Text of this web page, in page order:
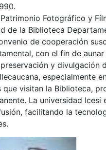
Fotográfico y
de la Biblioteca
de cooperación
con el fin de
y divulgación
especialmente
que visitan la Biblioteca,
La universidad Icesi
facilitando la